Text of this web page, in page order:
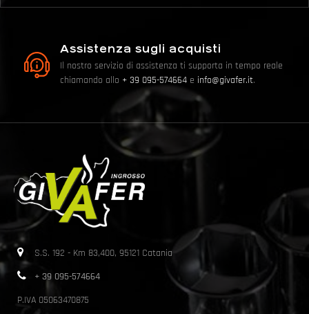
Assistenza sugli acquisti
Il nostro servizio di assistenza ti supporta in tempo reale
chiamando allo + 39 095-574664 e info@givafer.it.
S.S. 192 - Km 83,400, 95121 Catania
+ 39 095-574664
P.IVA 05063470875